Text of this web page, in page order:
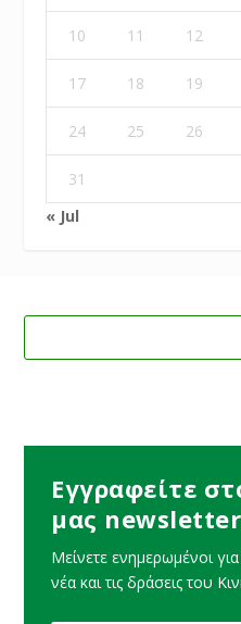
10 11 12
17 18 19
24 25 26
31
« Jul
Εγγραφείτε
μας newsletter
Μείνετε ενημερωμένοι
νέα και τις δράσεις του